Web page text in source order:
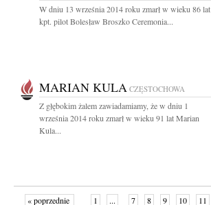
W dniu 13 września 2014 roku zmarł w wieku 86 lat
kpt. pilot Bolesław Broszko Ceremonia...
MARIAN KULA CZĘSTOCHOWA
Z głębokim żalem zawiadamiamy, że w dniu 1
września 2014 roku zmarł w wieku 91 lat Marian
Kula...
« poprzednie 1 ... 7 8 9 10 11